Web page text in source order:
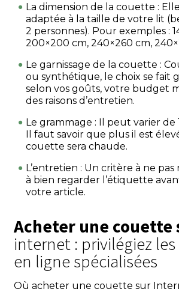
La dimension de la couette :
adaptée à la taille de votre lit
2 personnes). Pour exemples :
200×200 cm, 240×260 cm,
Le garnissage de la couette :
ou synthétique, le choix se fait
selon vos goûts, votre budget
des raisons d’entretien.
Le grammage : Il peut varier de
Il faut savoir que plus il est
couette sera chaude.
L’entretien : Un critère à ne
à bien regarder l’étiquette
votre article.
Acheter une couette
internet : privilégiez
en ligne spécialisées
Où acheter une couette sur